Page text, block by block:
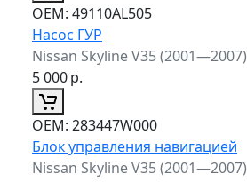
ОЕМ: 49110AL505
Насос ГУР
Nissan Skyline V35 (2001—2007)
5 000р.
ОЕМ: 283447W000
Блок управления навигацией
Nissan Skyline V35 (2001—2007)